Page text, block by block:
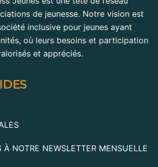
de jeunesse. Notre vision est
inclusive pour jeunes ayant
où leurs besoins et participation
et appréciés.
À NOTRE NEWSLETTER MENSUELLE